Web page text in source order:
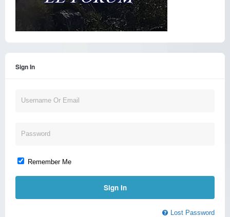
Sign In
Remember Me
Lost Password